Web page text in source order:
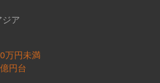
ジア
万円未満
億円台